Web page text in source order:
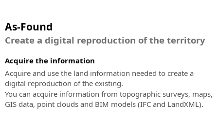
SierraSoft
Hydro
Software
para
o
projecto
hidráulico
SierraSoft
Consulting
técnica
relacionada
com
a
implementação
As-Found
Create a digital reproduction of the territory
Acquire the information
Acquire and use the land information needed to create a
digital reproduction of the existing.
You can acquire information from topographic surveys, maps,
GIS data, point clouds and BIM models (IFC and LandXML).